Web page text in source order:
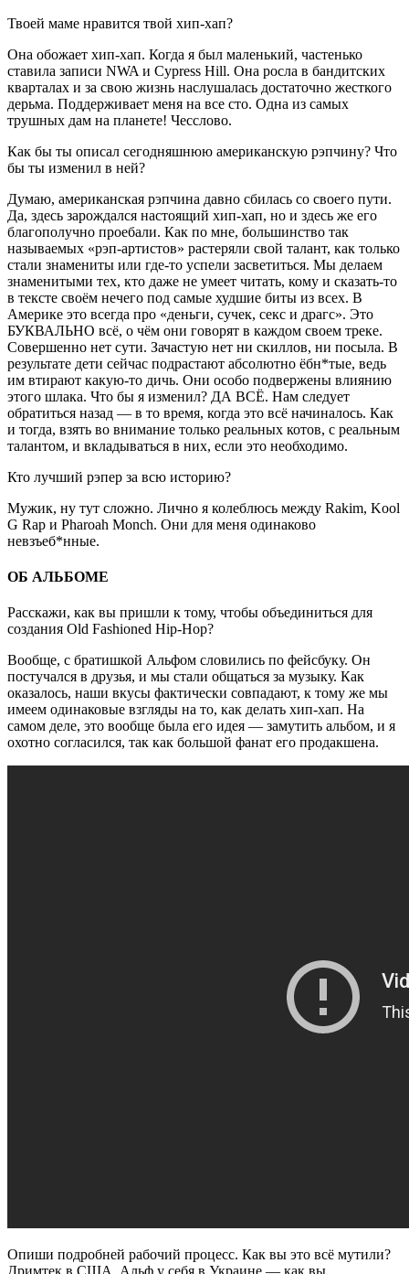
Твоей маме нравится твой хип-хап?
Она обожает хип-хап. Когда я был маленький, частенько
ставила записи NWA и Cypress Hill. Она росла в бандитских
кварталах и за свою жизнь наслушалась достаточно жесткого
дерьма. Поддерживает меня на все сто. Одна из самых
трушных дам на планете! Чесслово.
Как бы ты описал сегодняшнюю американскую рэпчину? Что
бы ты изменил в ней?
Думаю, американская рэпчина давно сбилась со своего пути.
Да, здесь зарождался настоящий хип-хап, но и здесь же его
благополучно проебали. Как по мне, большинство так
называемых «рэп-артистов» растеряли свой талант, как только
стали знамениты или где-то успели засветиться. Мы делаем
знаменитыми тех, кто даже не умеет читать, кому и сказать-то
в тексте своём нечего под самые худшие биты из всех. В
Америке это всегда про «деньги, сучек, секс и драгс». Это
БУКВАЛЬНО всё, о чём они говорят в каждом своем треке.
Совершенно нет сути. Зачастую нет ни скиллов, ни посыла. В
результате дети сейчас подрастают абсолютно ёбн*тые, ведь
им втирают какую-то дичь. Они особо подвержены влиянию
этого шлака. Что бы я изменил? ДА ВСЁ. Нам следует
обратиться назад — в то время, когда это всё начиналось. Как
и тогда, взять во внимание только реальных котов, с реальным
талантом, и вкладываться в них, если это необходимо.
Кто лучший рэпер за всю историю?
Мужик, ну тут сложно. Лично я колеблюсь между Rakim, Kool
G Rap и Pharoah Monch. Они для меня одинаково
невзъеб*нные.
ОБ АЛЬБОМЕ
Расскажи, как вы пришли к тому, чтобы объединиться для
создания Old Fashioned Hip​-​Hop?
Вообще, с братишкой Альфом словились по фейсбуку. Он
постучался в друзья, и мы стали общаться за музыку. Как
оказалось, наши вкусы фактически совпадают, к тому же мы
имеем одинаковые взгляды на то, как делать хип-хап. На
самом деле, это вообще была его идея — замутить альбом, и я
охотно согласился, так как большой фанат его продакшена.
Опиши подробней рабочий процесс. Как вы это всё мутили?
Дримтек в США, Альф у себя в Украине — как вы